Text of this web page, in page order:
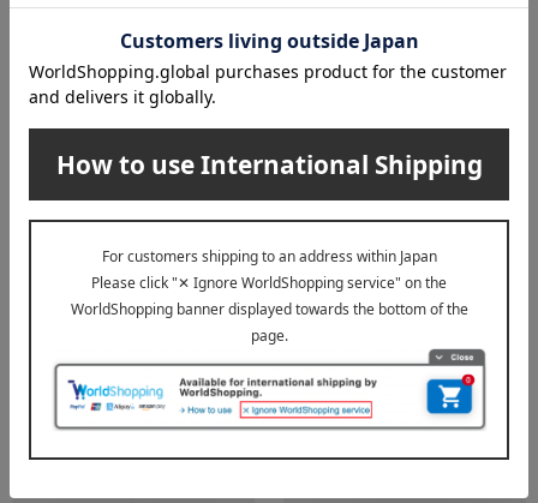
楽只苑
京焼・清水焼 秀峰窯 一閑人
交趾干支 フリーカップ（子）
7,150 円
楽只苑
交趾干支 フリーカップ（丑）
税込 7,150 円